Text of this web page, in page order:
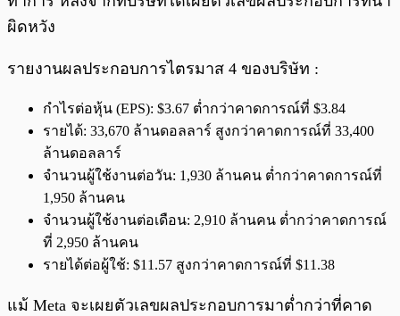
ผิดหวัง
รายงานผลประกอบการไตรมาส 4 ของบริษัท :
กำไรต่อหุ้น (EPS): $3.67 ต่ำกว่าคาดการณ์ที่ $3.84
รายได้: 33,670 ล้านดอลลาร์ สูงกว่าคาดการณ์ที่ 33,400
ล้านดอลลาร์
จำนวนผู้ใช้งานต่อวัน: 1,930 ล้านคน ต่ำกว่าคาดการณ์ที่
1,950 ล้านคน
จำนวนผู้ใช้งานต่อเดือน: 2,910 ล้านคน ต่ำกว่าคาดการณ์
ที่ 2,950 ล้านคน
รายได้ต่อผู้ใช้: $11.57 สูงกว่าคาดการณ์ที่ $11.38
แม้ Meta จะเผยตัวเลขผลประกอบการมาต่ำกว่าที่คาด